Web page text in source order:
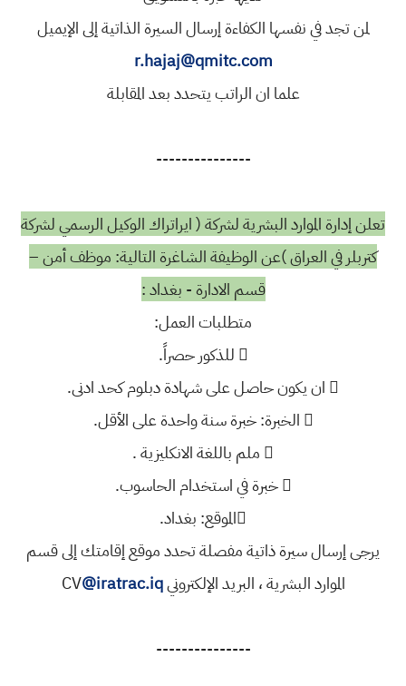
لمن تجد في نفسها الكفاءة إرسال السيرة الذاتية إلى الإيميل
r.hajaj@qmitc.com
علما ان الراتب يتحدد بعد المقابلة
---------------
تعلن إدارة الموارد البشرية لشركة ( ايراتراك الوكيل الرسمي لشركة
كتربلر في العراق )عن الوظيفة الشاغرة التالية: موظف أمن –
قسم الادارة - بغداد :
متطلبات العمل:
 للذكور حصراً.
 ان يكون حاصل على شهادة دبلوم كحد ادنى.
 الخبرة: خبرة سنة واحدة على الأقل.
 ملم باللغة الانكليزية .
 خبرة في استخدام الحاسوب.
الموقع: بغداد.
يرجى إرسال سيرة ذاتية مفصلة تحدد موقع إقامتك إلى قسم
الموارد البشرية ، البريد الإلكتروني CV@iratrac.iq
---------------